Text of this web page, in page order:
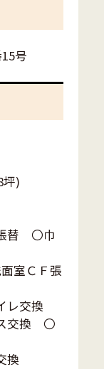
号
坪)
替 〇巾
室ＣＦ張
交換
交換 〇
換